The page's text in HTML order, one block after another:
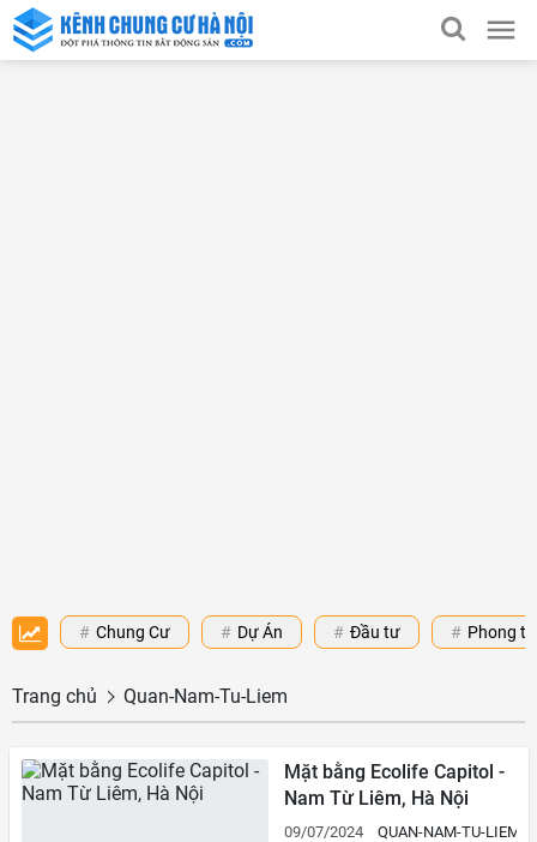
Chung Cư Dự Án Đầu tư Phong
Trang chủ Quan-Nam-Tu-Liem
Mặt bằng Ecolife Capitol -
Nam Từ Liêm, Hà Nội
09/07/2024 QUAN-NAM-TU-LIEM